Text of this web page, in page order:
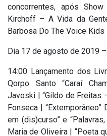
concorrentes, após
Kirchoff – A Vida da
Barbosa Do The Voice
Dia 17 de agosto de 2019
14:00 Lançamento dos
Qorpo Santo “Caraí
Javoski | “Gildo de Freitas
Fonseca |
em (dis)curso” e
Maria de Oliveira | “Poeta